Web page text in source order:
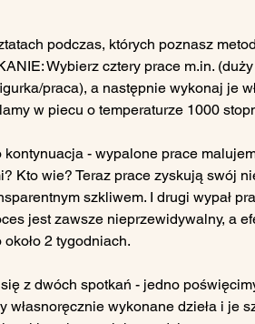
podczas, których poznasz
Wybierz cztery prace m.in.
praca), a następnie wykonaj je
w piecu o temperaturze 1000
- wypalone prace
Kto wie? Teraz prace zyskują swój
szkliwem. I drugi wypał
jest zawsze nieprzewidywalny, a
2 tygodniach.
z dwóch spotkań - jedno
własnoręcznie wykonane dzieła i je